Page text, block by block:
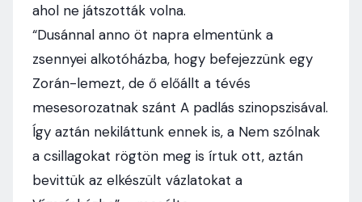
ahol ne játszották volna.
“Dusánnal anno öt napra elmentünk a
zsennyei alkotóházba, hogy befejezzünk egy
Zorán-lemezt, de ő előállt a tévés
mesesorozatnak szánt A padlás szinopszisával.
Így aztán nekiláttunk ennek is, a Nem szólnak
a csillagokat rögtön meg is írtuk ott, aztán
bevittük az elkészült vázlatokat a